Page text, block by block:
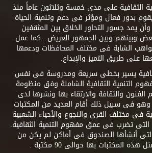
الثقافية على مدى خمسة وثلاثون عاماً منذ
عام 1989 أن يقوم بدور فعال ومؤثر فى دعم وتنمية الحياة
يمد جسور التحاور الخلاق بين المثقفين
وبينهم وبين الجمهور العريض ..كما عمل
الشابة فى مختلف المحافظات ودعمها
على طريق التميز والإبداع.
يسير بخطى سريعة ومدروسة فى نفس
التنمية الثقافية الشاملة وفق منظومة
والثقافة والارتقاء بها ونشرها لدى
فى سبيل ذلك أقام العديد من المكتبات
فى مختلف القرى والنجوع والأحياء الشعبية
تضرب فى عمق مفهوم التنمية الثقافية.
أنشأها الصندوق فى أماكن لم يكن من
المكتبات بها حوالى 90 مكتبة .